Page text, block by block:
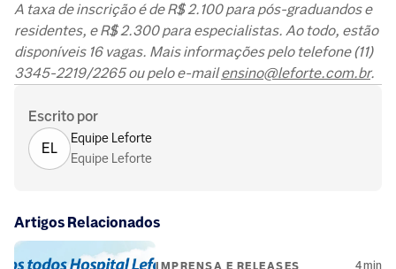
A taxa de inscrição é de R$ 2.100 para pós-graduandos e
residentes, e R$ 2.300 para especialistas. Ao todo, estão
disponíveis 16 vagas. Mais informações pelo telefone (11)
3345-2219/2265 ou pelo e-mailensino@leforte.com.br.
Escrito por
EL
Equipe Leforte
Equipe Leforte
Artigos Relacionados
4min